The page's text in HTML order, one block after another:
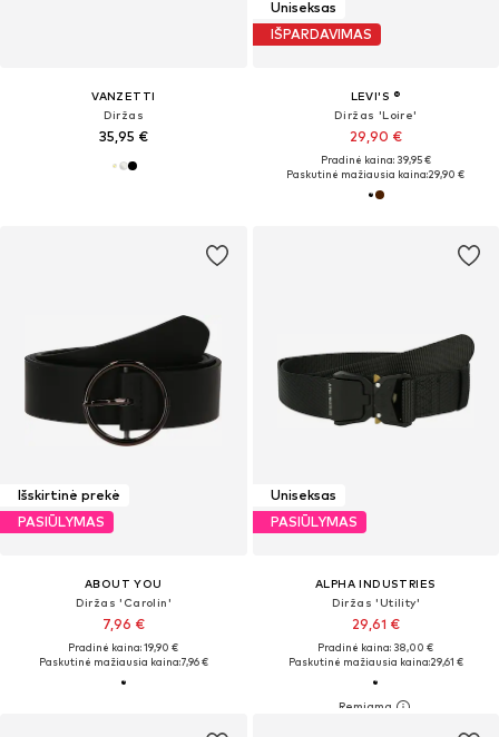
VANZETTI
Diržas
35,95 €
Uniseksas
IŠPARDAVIMAS
LEVI'S ®
Diržas 'Loire'
29,90 €
Pradinė kaina: 39,95 €
Paskutinė mažiausia kaina:29,90 €
Išskirtinė prekė
PASIŪLYMAS
ABOUT YOU
Diržas 'Carolin'
7,96 €
Pradinė kaina: 19,90 €
Paskutinė mažiausia kaina:7,96 €
Uniseksas
PASIŪLYMAS
ALPHA INDUSTRIES
Diržas 'Utility'
29,61 €
Pradinė kaina: 38,00 €
Paskutinė mažiausia kaina:29,61 €